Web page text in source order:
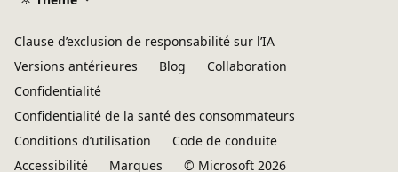
Clause d’exclusion de responsabilité sur l’IA
Versions antérieures
Blog
Collaboration
Confidentialité
Confidentialité de la santé des consommateurs
Conditions d’utilisation
Code de conduite
Accessibilité
Marques © Microsoft 2026